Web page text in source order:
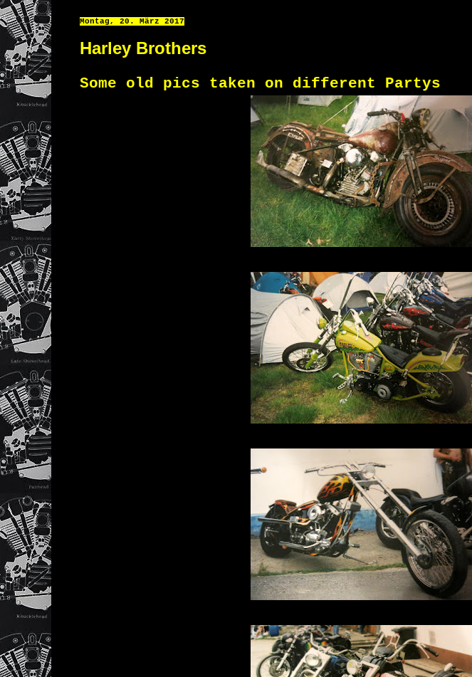
Montag, 20. März 2017
Harley Brothers
Some old pics taken on different Partys